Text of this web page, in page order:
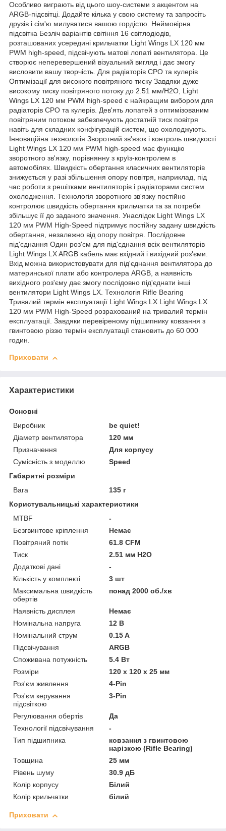
Особливо виграють від цього шоу-системи з акцентом на
ARGB-підсвітці. Додайте кілька у свою систему та запросіть
друзів і сім'ю милуватися вашою гордістю. Неймовірна
підсвітка Безліч варіантів світіння 16 світлодіодів,
розташованих усередині крильчатки Light Wings LX 120 мм
PWM high-speed, підсвічують матові лопаті вентилятора. Це
створює неперевершений візуальний вигляд і дає змогу
висловити вашу творчість. Для радіаторів СРО та кулерів
Оптимізації для високого повітряного тиску Завдяки дуже
високому тиску повітряного потоку до 2.51 мм/H2O, Light
Wings LX 120 мм PWM high-speed є найкращим вибором для
радіаторів СРО та кулерів. Дев'ять лопатей з оптимізованим
повітряним потоком забезпечують достатній тиск повітря
навіть для складних конфігурацій систем, що охолоджують.
Інноваційна технологія Зворотний зв'язок і контроль швидкості
Light Wings LX 120 мм PWM high-speed має функцію
зворотного зв'язку, порівнянну з круїз-контролем в
автомобілях. Швидкість обертання класичних вентиляторів
знижується у разі збільшення опору повітря, наприклад, під
час роботи з решітками вентиляторів і радіаторами систем
охолодження. Технологія зворотного зв'язку постійно
контролює швидкість обертання крильчатки та за потреби
збільшує її до заданого значення. Унаслідок Light Wings LX
120 мм PWM High-Speed підтримує постійну задану швидкість
обертання, незалежно від опору повітря. Послідовне
під'єднання Один роз'єм для під'єднання всіх вентиляторів
Light Wings LX ARGB кабель має вхідний і вихідний роз'єми.
Вхід можна використовувати для під'єднання вентилятора до
материнської плати або контролера ARGB, а наявність
вихідного роз'єму дає змогу послідовно під'єднати інші
вентилятори Light Wings LX. Технологія Rifle Bearing
Тривалий термін експлуатації Light Wings LX Light Wings LX
120 мм PWM High-Speed розрахований на тривалий термін
експлуатації. Завдяки перевіреному підшипнику ковзання з
гвинтовою різзю термін експлуатації становить до 60 000
годин.
Приховати
Характеристики
Основні
Виробник
be quiet!
Діаметр вентилятора
120 мм
Призначення
Для корпусу
Сумісність з моделлю
Speed
Габаритні розміри
Вага
135 г
Користувальницькі характеристики
MTBF
-
Безгвинтове кріплення
Немає
Повітряний потік
61.8 CFM
Тиск
2.51 мм H2O
Додаткові дані
-
Кількість у комплекті
3 шт
Максимальна швидкість
обертів
понад 2000 об./хв
Наявність дисплея
Немає
Номінальна напруга
12 В
Номінальний струм
0.15 A
Підсвічування
ARGB
Споживана потужність
5.4 Вт
Розміри
120 х 120 х 25 мм
Роз'єм живлення
4-Pin
Роз'єм керування
підсвіткою
3-Pin
Регулювання обертів
Да
Технології підсвічування
-
Тип підшипника
ковзання з гвинтовою
нарізкою (Rifle Bearing)
Товщина
25 мм
Рівень шуму
30.9 дБ
Колір корпусу
Білий
Колір крильчатки
білий
Приховати